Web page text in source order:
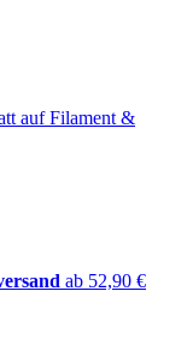
auf Filament &
ab 52,90 €